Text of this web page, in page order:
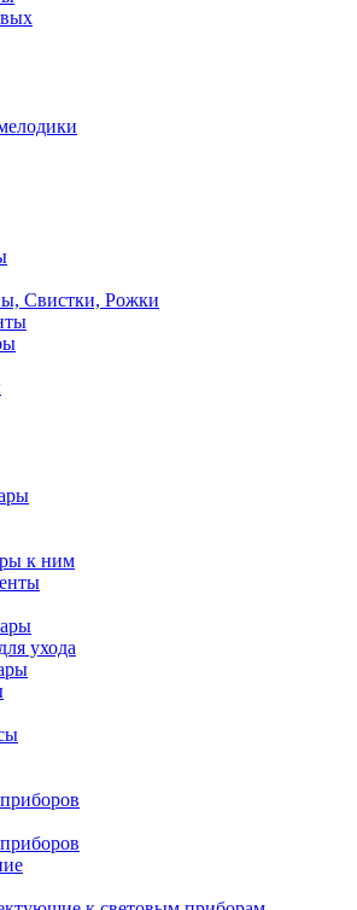
Свистки, Рожки
к ним
ухода